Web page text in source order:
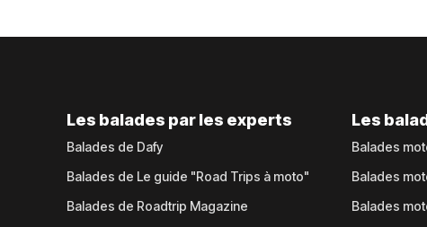
Les balades par les experts
Balades de Dafy
Balades de Le guide "Road Trips à moto"
Balades de Roadtrip Magazine
Les
Balades
Balades
Balades